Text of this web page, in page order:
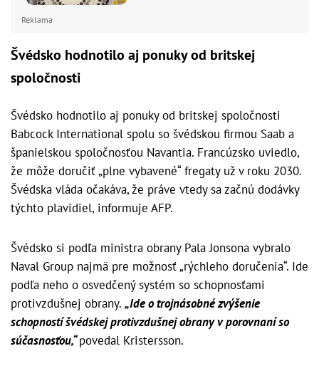
Reklama
Švédsko hodnotilo aj ponuky od britskej
spoločnosti
Švédsko hodnotilo aj ponuky od britskej spoločnosti
Babcock International spolu so švédskou firmou Saab a
španielskou spoločnosťou Navantia. Francúzsko uviedlo,
že môže doručiť „plne vybavené“ fregaty už v roku 2030.
Švédska vláda očakáva, že práve vtedy sa začnú dodávky
týchto plavidiel, informuje AFP.
Švédsko si podľa ministra obrany Pala Jonsona vybralo
Naval Group najmä pre možnosť „rýchleho doručenia“. Ide
podľa neho o osvedčený systém so schopnosťami
protivzdušnej obrany. „Ide o trojnásobné zvýšenie
schopností švédskej protivzdušnej obrany v porovnaní so
súčasnosťou,“povedal Kristersson.